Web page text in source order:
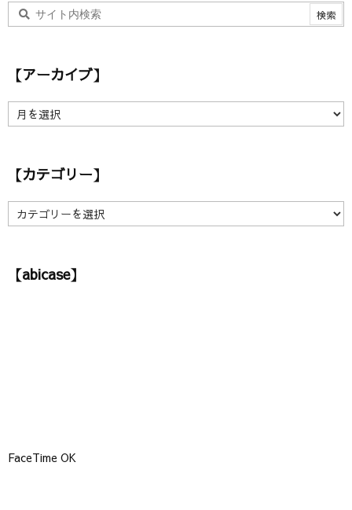
【アーカイブ】
ア
イ
】
【カテゴリー】
【
カ
リ【abicase】
FaceTime OK